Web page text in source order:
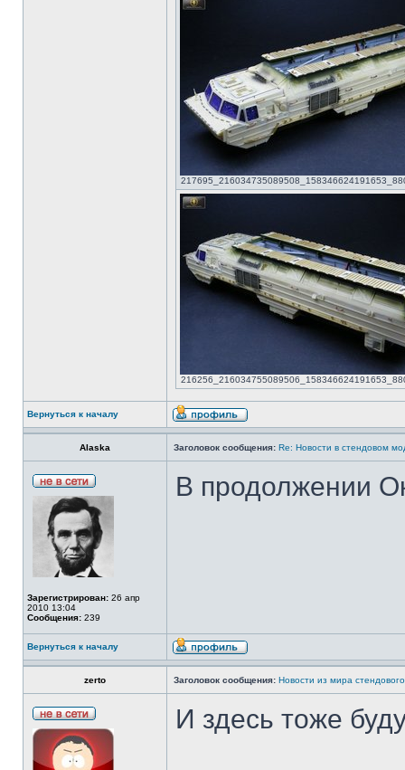
Вернуться к началу
Alaska Заголовок сообщения: Re: Новости в стендовом
Зарегистрирован: 26 апр
2010 13:04
Сообщения: 239
В продолжении
Вернуться к началу
zerto Заголовок сообщения: Новости из мира
И здесь тоже